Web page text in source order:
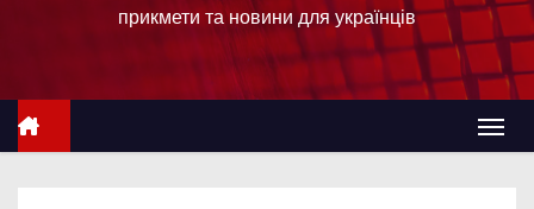
е
прикмети та новини для українців